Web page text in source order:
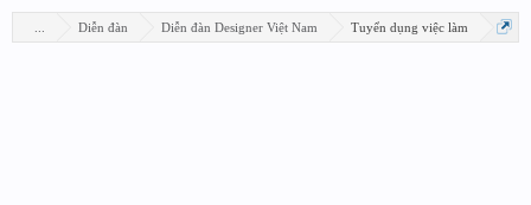
Diễn đàn Diễn đàn Designer Việt Nam Tuyển dụng việc làm